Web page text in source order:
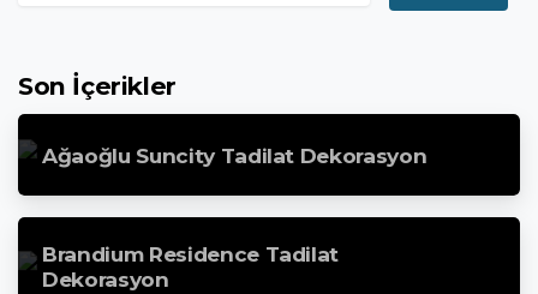
Son İçerikler
Ağaoğlu Suncity Tadilat Dekorasyon
Brandium Residence Tadilat
Dekorasyon